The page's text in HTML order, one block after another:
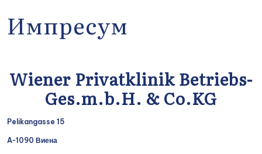
Импресум
Wiener Privatklinik Betriebs-
Ges.m.b.H. & Co.KG
Pelikangasse 15
A-1090 Виена